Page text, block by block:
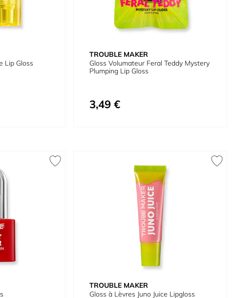
Lip Gloss
TROUBLE MAKER
Gloss Volumateur Feral Teddy Mystery
Plumping Lip Gloss
3,49 €
TROUBLE MAKER
Gloss à Lèvres Juno Juice Lipgloss